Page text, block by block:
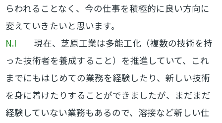
らわれることなく、今の仕事を積極的に良い方向に
変えていきたいと思います。
N.I 現在、芝原工業は多能工化（複数の技術を持
った技術者を養成すること） を推進していて、これ
までにもはじめての業務を経験したり、新しい技術
を身に着けたりすることができましたが、まだまだ
経験していない業務もあるので、溶接など新しい仕